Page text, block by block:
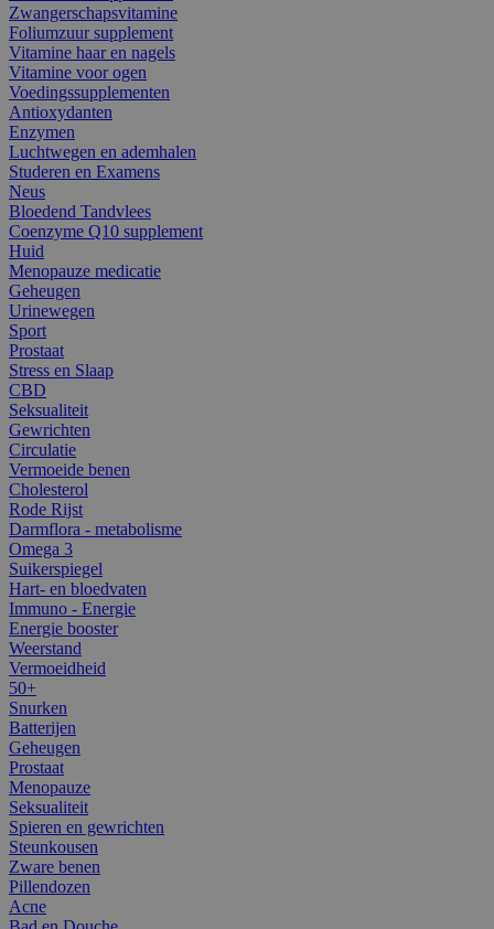
Zwangerschapsvitamine
Foliumzuur supplement
Vitamine haar en nagels
Vitamine voor ogen
Voedingssupplementen
Antioxydanten
Enzymen
Luchtwegen en ademhalen
Studeren en Examens
Neus
Bloedend Tandvlees
Coenzyme Q10 supplement
Huid
Menopauze medicatie
Geheugen
Urinewegen
Sport
Prostaat
Stress en Slaap
CBD
Seksualiteit
Gewrichten
Circulatie
Vermoeide benen
Cholesterol
Rode Rijst
Darmflora - metabolisme
Omega 3
Suikerspiegel
Hart- en bloedvaten
Immuno - Energie
Energie booster
Weerstand
Vermoeidheid
50+
Snurken
Batterijen
Geheugen
Prostaat
Menopauze
Seksualiteit
Spieren en gewrichten
Steunkousen
Zware benen
Pillendozen
Acne